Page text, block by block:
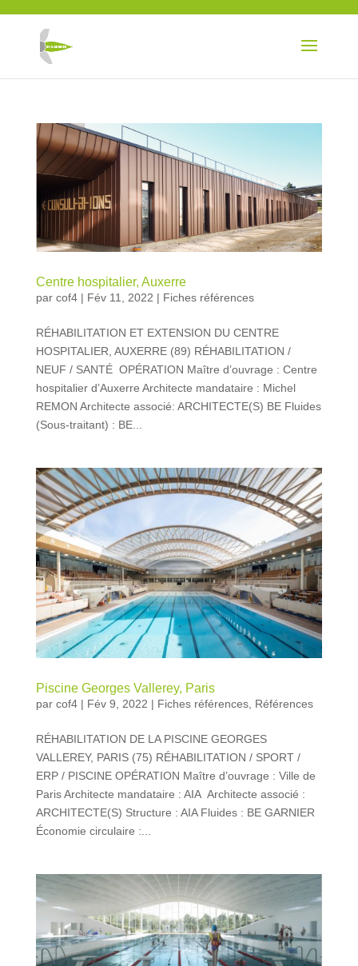
Centre hospitalier, Auxerre
par cof4| Fév 11, 2022 | Fiches références
RÉHABILITATION ET EXTENSION DU CENTRE
HOSPITALIER, AUXERRE (89) RÉHABILITATION /
NEUF / SANTÉ OPÉRATION Maître d’ouvrage : Centre
hospitalier d’Auxerre Architecte mandataire : Michel
REMON Architecte associé: ARCHITECTE(S) BE Fluides
(Sous-traitant) : BE...
Piscine Georges Vallerey, Paris
par cof4| Fév 9, 2022 | Fiches références, Références
RÉHABILITATION DE LA PISCINE GEORGES
VALLEREY, PARIS (75) RÉHABILITATION / SPORT /
ERP / PISCINE OPÉRATION Maître d’ouvrage : Ville de
Paris Architecte mandataire : AIA Architecte associé :
ARCHITECTE(S) Structure : AIA Fluides : BE GARNIER
Économie circulaire :...